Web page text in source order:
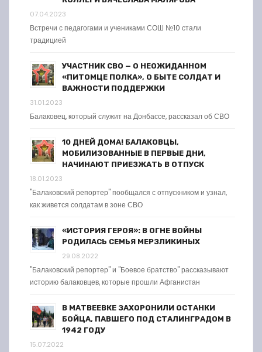
07.04.2023
Встречи с педагогами и учениками СОШ №10 стали
традицией
УЧАСТНИК СВО — О НЕОЖИДАННОМ
«ПИТОМЦЕ ПОЛКА», О БЫТЕ СОЛДАТ И
ВАЖНОСТИ ПОДДЕРЖКИ
31.01.2023
Балаковец, который служит на Донбассе, рассказал об СВО
10 ДНЕЙ ДОМА! БАЛАКОВЦЫ,
МОБИЛИЗОВАННЫЕ В ПЕРВЫЕ ДНИ,
НАЧИНАЮТ ПРИЕЗЖАТЬ В ОТПУСК
18.01.2023
"Балаковский репортер" пообщался с отпускником и узнал,
как живется солдатам в зоне СВО
«ИСТОРИЯ ГЕРОЯ»: В ОГНЕ ВОЙНЫ
РОДИЛАСЬ СЕМЬЯ МЕРЗЛИКИНЫХ
29.08.2022
"Балаковский репортер" и "Боевое братство" рассказывают
историю балаковцев, которые прошли Афганистан
В МАТВЕЕВКЕ ЗАХОРОНИЛИ ОСТАНКИ
БОЙЦА, ПАВШЕГО ПОД СТАЛИНГРАДОМ В
1942 ГОДУ
15.07.2022